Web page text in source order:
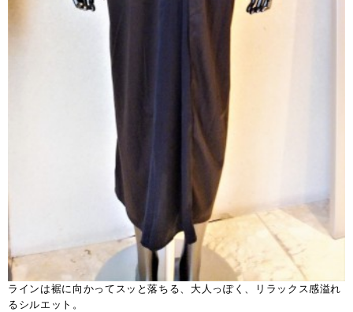
ラインは裾に向かってスッと落ちる、大人っぽく、リラックス感溢れ
るシルエット。